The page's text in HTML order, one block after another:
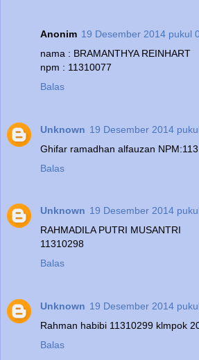
Anonim 19 Desember 2014 pukul
nama : BRAMANTHYA REINHART
npm : 11310077
Balas
Unknown 19 Desember 2014
Ghifar ramadhan alfauzan
Balas
Unknown 19 Desember 2014
RAHMADILA PUTRI MUSANTRI
11310298
Balas
Unknown 19 Desember 2014
Rahman habibi 11310299 klmpok
Balas